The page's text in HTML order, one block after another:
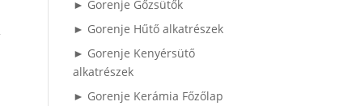
► Gorenje Gőzsütők
► Gorenje Hűtő alkatrészek
► Gorenje Kenyérsütő
alkatrészek
► Gorenje Kerámia Főzőlap